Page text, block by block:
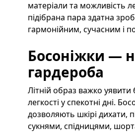
матеріали та можливість
підібрана пара здатна
гармонійним, сучасним і
Босоніжки —
гардероба
Літній образ важко уявити
легкості у спекотні дні.
дозволяють шкірі дихати,
сукнями, спідницями,